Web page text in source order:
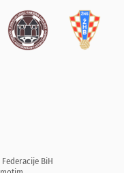
BiH